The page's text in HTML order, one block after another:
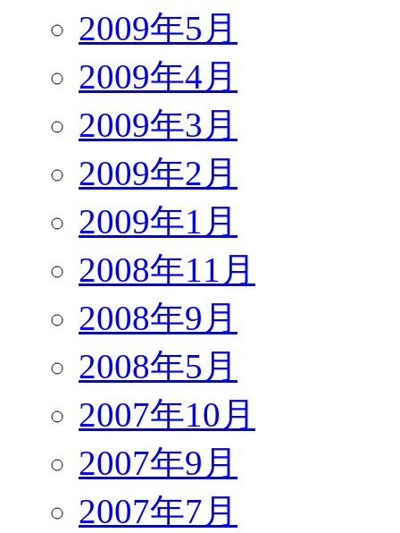
2009年5月
2009年4月
2009年3月
2009年2月
2009年1月
2008年11月
2008年9月
2008年5月
2007年10月
2007年9月
2007年7月